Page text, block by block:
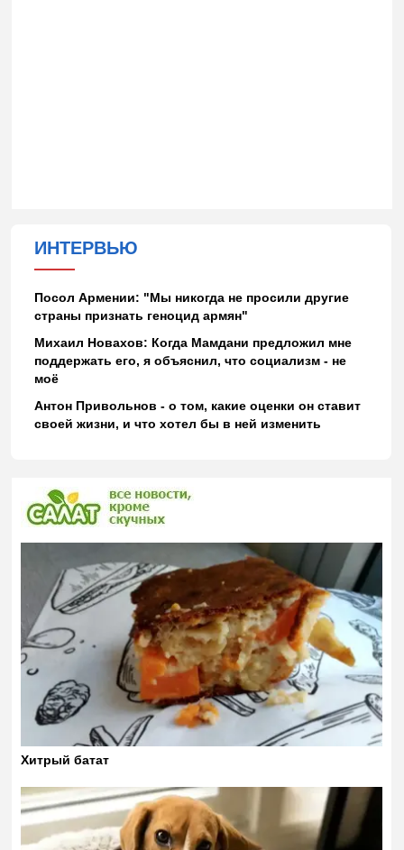
ИНТЕРВЬЮ
Посол Армении: "Мы никогда не просили другие
страны признать геноцид армян"
Михаил Новахов: Когда Мамдани предложил мне
поддержать его, я объяснил, что социализм - не
моё
Антон Привольнов - о том, какие оценки он ставит
своей жизни, и что хотел бы в ней изменить